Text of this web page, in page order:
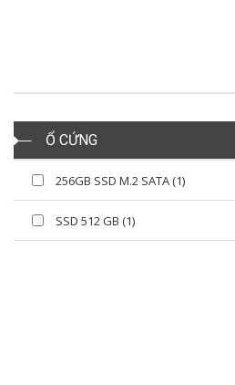
Ổ CỨNG
256GB SSD M.2 SATA (1)
SSD 512 GB (1)